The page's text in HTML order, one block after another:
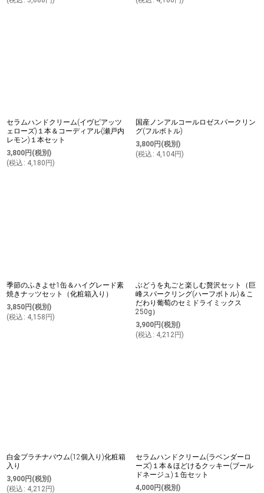
セラムハンドクリーム(イヴピアッツ
ェローズ)１本＆コーディアル(瀬戸内
レモン)１本セット
3,800円 (税別)
(税込 : 4,180 円)
国産ノンアルコールロゼスパークリン
グ(フルボトル)
3,800円 (税別)
(税込 : 4,104円)
季節のふきよせ1缶＆ハイグレード素
焼きナッツセット（化粧箱入り）
3,850円 (税別)
(税込 : 4,158 円)
ぶどうを丸ごと楽しむ贅沢セット（巨
峰スパークリング(ハーフボトル)＆こ
だわり葡萄のセミドライミックス
250g）
3,900円 (税別)
(税込 : 4,212円)
白金プラチナバウム(12個入り)化粧箱
入り
3,900円 (税別)
(税込 : 4,212円)
セラムハンドクリーム(ラベンダーロ
ーズ)１本＆ほどけるクッキー(ブール
ドネージュ)１缶セット
4,000円 (税別)